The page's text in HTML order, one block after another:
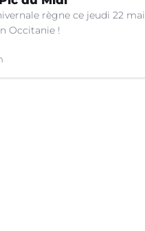
règne ce jeudi 22 mai
Occitanie !